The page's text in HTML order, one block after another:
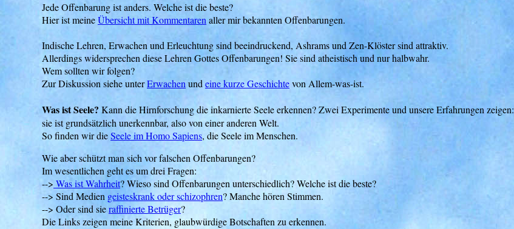
Jede Offenbarung ist anders. Welche ist die beste?
Hier ist meineÜbersicht mit Kommentarenaller mir bekannten Offenbarungen.
Indische Lehren, Erwachen und Erleuchtung sind beeindruckend, Ashrams und Zen-Klöster sind attraktiv.
Allerdings widersprechen diese Lehren Gottes Offenbarungen! Sie sind atheistisch und nur halbwahr.
Wem sollten wir folgen?
Zur Diskussion siehe unterErwachenundeine kurze Geschichtevon Allem-was-ist.
Was ist Seele? Kann die Hirnforschung die inkarnierte Seele erkennen? Zwei Experimente und unsere Erfahrungen zeigen:
sie ist grundsätzlich unerkennbar, also von einer anderen Welt.
So finden wir dieSeele im Homo Sapiens, die Seele im Menschen.
Wie aber schützt man sich vor falschen Offenbarungen?
Im wesentlichen geht es um drei Fragen:
--> Was ist Wahrheit? Wieso sind Offenbarungen unterschiedlich? Welche ist die beste?
--> Sind Medien geisteskrank oder schizophren? Manche hören Stimmen.
--> Oder sind sieraffinierte Betrüger?
Die Links zeigen meine Kriterien, glaubwürdige Botschaften zu erkennen.